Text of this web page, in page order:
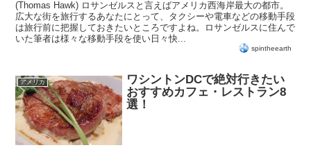
(Thomas Hawk) ロサンゼルスと言えばアメリカ西海岸最大の都市。
広大な街を旅行するあなたにとって、タクシーや電車などの移動手段
は旅行前に把握しておきたいところですよね。ロサンゼルスに住んで
いた筆者は様々な移動手段を使い日々快...
spintheearth
アメリカ
ワシントンDCで絶対行きたい
おすすめカフェ・レストラン8
選！